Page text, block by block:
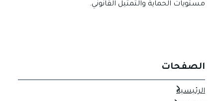
مستويات الحماية والتمثيل القانوني.
الصفحات
الرئيسية